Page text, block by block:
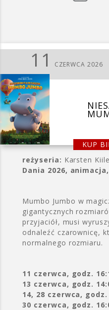
11 CZERWCA 2026
KUP
reżyseria: Karsten
Dania 2026,
Mumbo Jumbo w
gigantycznych
przyjaciół, musi
odnaleźć czarownicę,
normalnego rozmiaru.
11 czerwca, godz.
13 czerwca, godz.
14, 28 czerwca, godz.
30 czerwca, godz.